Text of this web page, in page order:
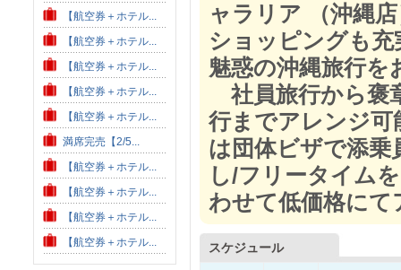
【航空券＋ホテル...
【航空券＋ホテル...
【航空券＋ホテル...
【航空券＋ホテル...
【航空券＋ホテル...
満席完売【2/5...
【航空券＋ホテル...
【航空券＋ホテル...
【航空券＋ホテル...
【航空券＋ホテル...
ャラリア （沖縄
ショッピングも
魅惑の沖縄旅行を
社員旅行から褒
行までアレンジ可
は団体ビザで添乗
し/フリータイム
わせて低価格に
スケジュール